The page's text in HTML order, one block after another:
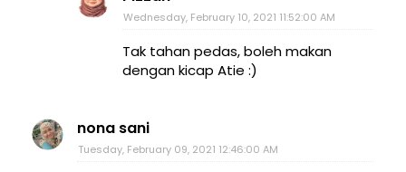
Wednesday, February 10, 2021 11:52:00 AM
Tak tahan pedas, boleh makan
dengan kicap Atie :)
nona sani
Tuesday, February 09, 2021 12:46:00 AM